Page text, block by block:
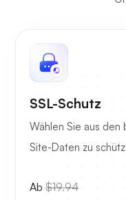
SSL-Schutz
Wählen Sie aus den
Site-Daten zu
Ab $19.94